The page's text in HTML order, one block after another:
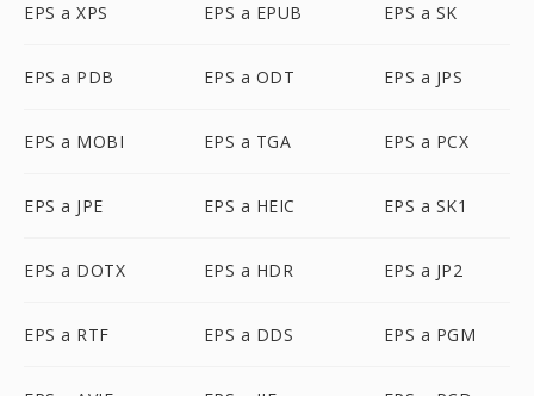
EPS a XPS EPS a EPUB EPS a SK
EPS a PDB EPS a ODT EPS a JPS
EPS a MOBI EPS a TGA EPS a PCX
EPS a JPE EPS a HEIC EPS a SK1
EPS a DOTX EPS a HDR EPS a JP2
EPS a RTF EPS a DDS EPS a PGM